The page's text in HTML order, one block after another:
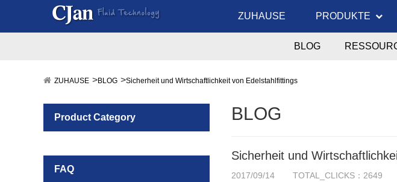
ZUHAUSE PRODUKTE
BLOG
ZUHAUSE BLOG Sicherheit und Wirtschaftlichkeit von Edelstahlfittings
Product Category
FAQ
BLOG
Sicherheit und
2017/09/14 TOTAL_CLICKS：2649